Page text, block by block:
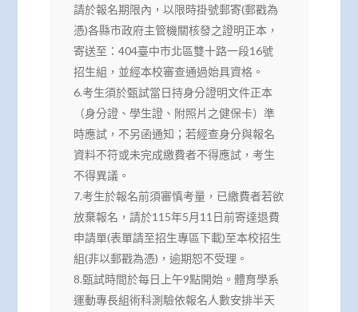
請於報名期限內，以限時掛號郵寄(郵戳為
憑)各縣市政府主管機關核發之證明正本，
寄送至：404臺中市北區雙十路一段16號
招生組，並經本校審查通過始具資格。
6.考生須於甄試當日持身分證明文件正本
（身分證、學生證、附照片之健保卡）準
時應試，不另函通知；若經查身分與報名
資料不符或未完成繳費者不得應試，考生
不得異議。
7.考生於報名前須審慎考量，已繳費者若欲
放棄報名，請於115年5月11日前寄達退費
申請單(表單請至招生專區下載)至本校招生
組(非以郵戳為憑)，逾期恕不受理。
8.甄試時間於每日上午9點開始。體育學系
運動專長組術科測驗依報名人數安排半天